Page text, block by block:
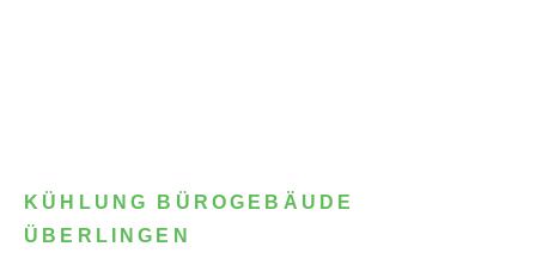
KÜHLUNG BÜROGEBÄUDE
ÜBERLINGEN